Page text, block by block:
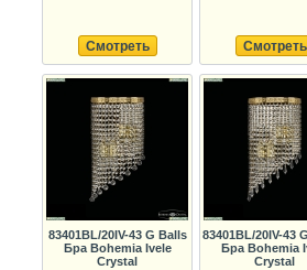
Смотреть Смотреть
83401BL/20IV-43 G Balls
Бра Bohemia Ivele
Crystal
83401BL/20IV-43
Бра Bohemia
Crystal